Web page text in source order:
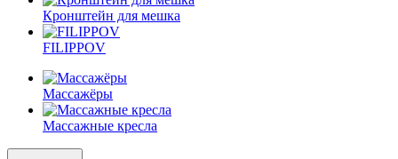
Кронштейн для мешка
FILIPPOV
Массажёры
Массажные кресла